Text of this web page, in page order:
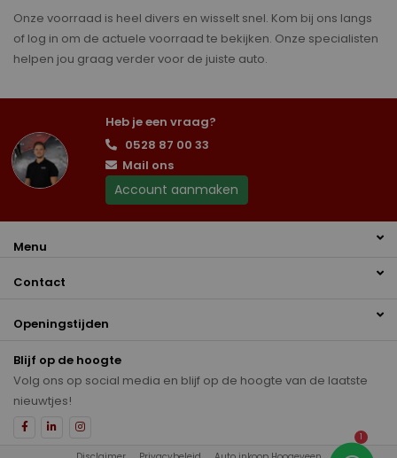
Onze voorraad is heel divers en wisselt snel. Kom bij ons langs
of log in om de actuele voorraad te bekijken. Onze specialisten
helpen jou graag verder voor de juiste auto.
Heb je een vraag?
0528 87 00 33
Mail ons
Account aanmaken
Menu
Contact
Openingstijden
Blijf op de hoogte
Volg ons op social media en blijf op de hoogte van de laatste
nieuwtjes!
1